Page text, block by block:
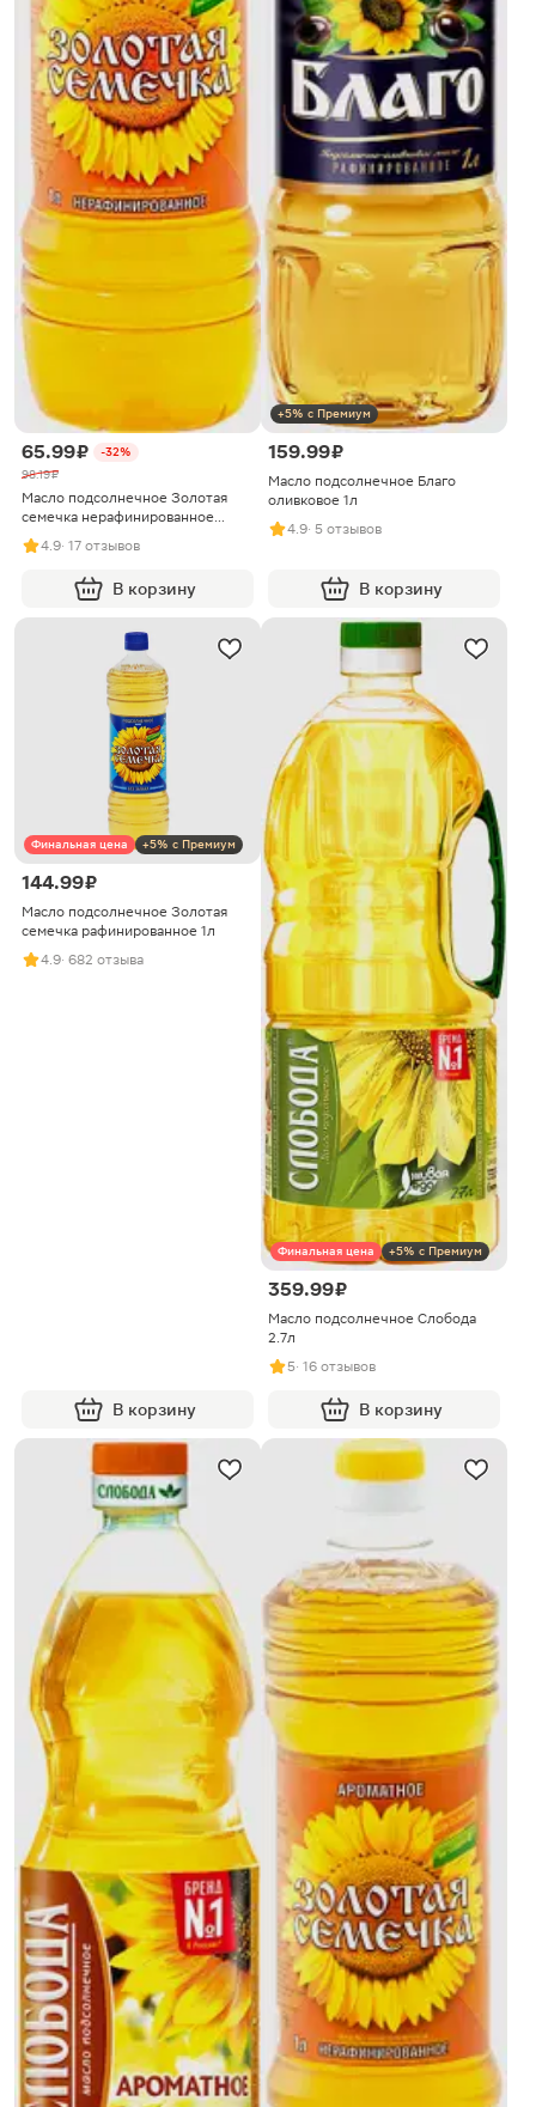
65.99 ₽
-32%
98.19 ₽
Масло подсолнечное Золотая
семечка нерафинированное
500мл
4.9· 17 отзывов
В корзину
+5% с Премиум
159.99 ₽
Масло подсолнечное Благо
оливковое 1л
4.9· 5 отзывов
В корзину
Финальная цена +5% с Премиум
144.99 ₽
Масло подсолнечное Золотая
семечка рафинированное 1л
4.9· 682 отзыва
В корзину
Финальная цена +5% с Премиум
359.99 ₽
Масло подсолнечное Слобода
2.7л
5· 16 отзывов
В корзину